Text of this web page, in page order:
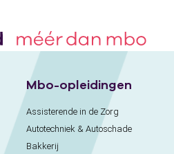
Mbo-opleidingen
Assisterende in de Zorg
Autotechniek & Autoschade
Bakkerij